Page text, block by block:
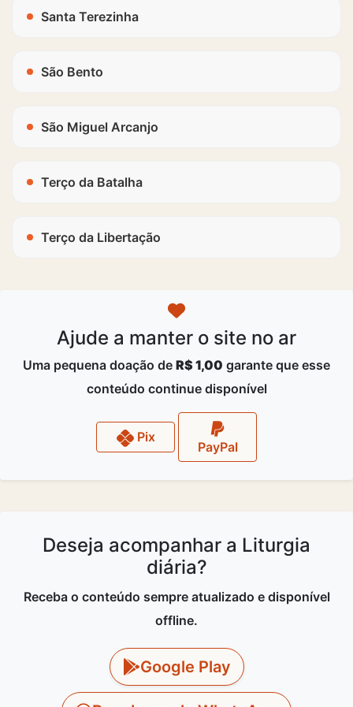
Santa Terezinha
São Bento
São Miguel Arcanjo
Terço da Batalha
Terço da Libertação
Ajude a manter o site no ar
Uma pequena doação de R$ 1,00 garante que esse
conteúdo continue disponível
Pix
PayPal
Deseja acompanhar a Liturgia
diária?
Receba o conteúdo sempre atualizado e disponível
offline.
Google Play